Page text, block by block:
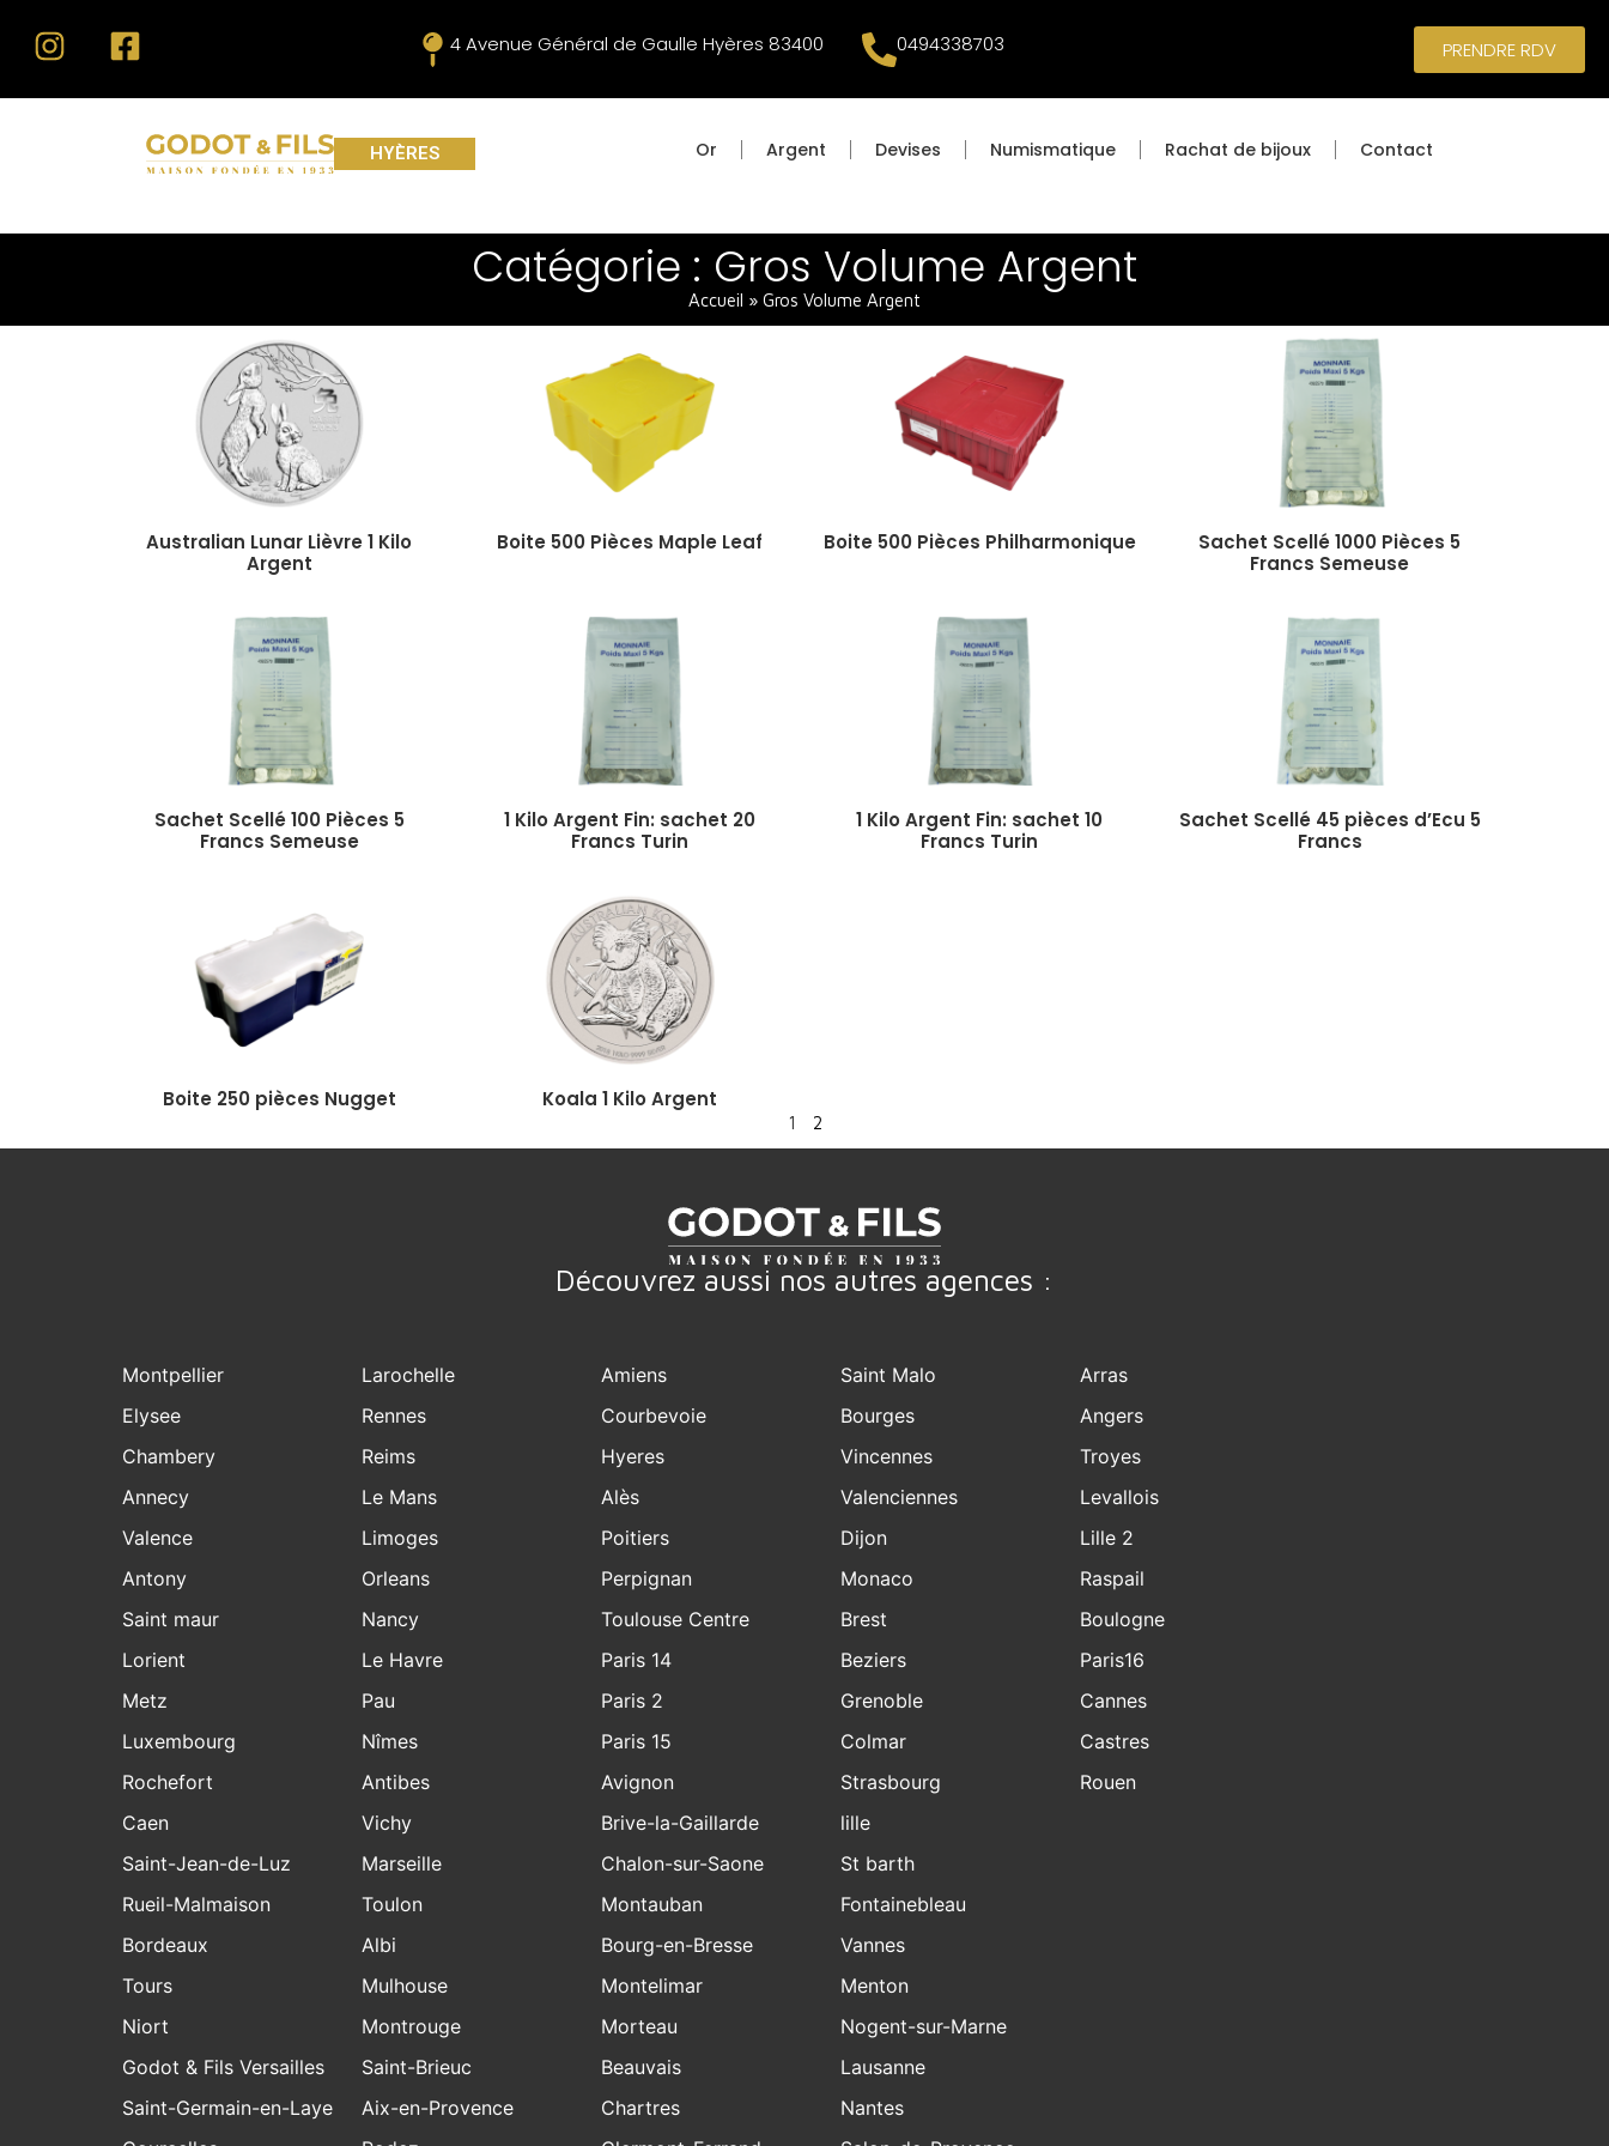
4 Avenue Général de Gaulle Hyères 83400 0494338703 PRENDRE RDV
HYÈRES Or Argent Devises Numismatique Rachat de bijoux Contact
Catégorie : Gros Volume Argent
Accueil » Gros Volume Argent
Australian Lunar Lièvre 1 Kilo
Argent
Boite 500 Pièces Maple Leaf Boite 500 Pièces Philharmonique
Sachet Scellé 1000 Pièces 5
Francs Semeuse
Sachet Scellé 100 Pièces 5
Francs Semeuse
1 Kilo Argent Fin: sachet 20
Francs Turin
1 Kilo Argent Fin: sachet 10
Francs Turin
Sachet Scellé 45 pièces d’Ecu 5
Francs
Boite 250 pièces Nugget Koala 1 Kilo Argent
1 2
Découvrez aussi nos autres agences :
Montpellier
Elysee
Chambery
Annecy
Valence
Antony
Saint maur
Lorient
Metz
Luxembourg
Rochefort
Larochelle
Rennes
Reims
Le Mans
Limoges
Orleans
Nancy
Le Havre
Pau
Nîmes
Antibes
Amiens
Courbevoie
Hyeres
Alès
Poitiers
Perpignan
Toulouse Centre
Paris 14
Paris 2
Paris 15
Avignon
Saint Malo
Bourges
Vincennes
Valenciennes
Dijon
Monaco
Brest
Beziers
Grenoble
Colmar
Strasbourg
Arras
Angers
Troyes
Levallois
Lille 2
Raspail
Boulogne
Paris16
Cannes
Castres
Rouen
Caen
Saint-Jean-de-Luz
Rueil-Malmaison
Bordeaux
Tours
Niort
Godot & Fils Versailles
Saint-Germain-en-Laye
Vichy
Marseille
Toulon
Albi
Mulhouse
Montrouge
Saint-Brieuc
Aix-en-Provence
Brive-la-Gaillarde
Chalon-sur-Saone
Montauban
Bourg-en-Bresse
Montelimar
Morteau
Beauvais
Chartres
lille
St barth
Fontainebleau
Vannes
Menton
Nogent-sur-Marne
Lausanne
Nantes